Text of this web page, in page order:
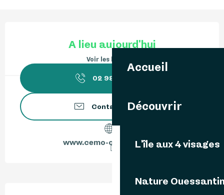
Accueil
Découvrir
L'île aux 4 visages
Nature
A lieu aujourd'hui
Voir les horaires
02 98 48 82
Contactez-nous
www.cemo-ouessant.bzh